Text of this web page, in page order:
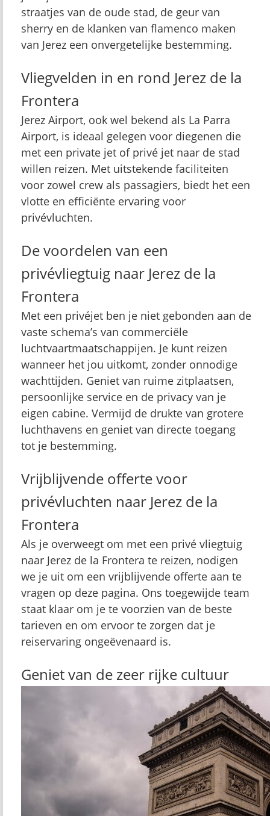
straatjes van de oude stad, de geur van
sherry en de klanken van flamenco maken
van Jerez een onvergetelijke bestemming.
Vliegvelden in en rond Jerez de la
Frontera
Jerez Airport, ook wel bekend als La Parra
Airport, is ideaal gelegen voor diegenen die
met een private jet of privé jet naar de stad
willen reizen. Met uitstekende faciliteiten
voor zowel crew als passagiers, biedt het een
vlotte en efficiënte ervaring voor
privévluchten.
De voordelen van een
privévliegtuig naar Jerez de la
Frontera
Met een privéjet ben je niet gebonden aan de
vaste schema’s van commerciële
luchtvaartmaatschappijen. Je kunt reizen
wanneer het jou uitkomt, zonder onnodige
wachttijden. Geniet van ruime zitplaatsen,
persoonlijke service en de privacy van je
eigen cabine. Vermijd de drukte van grotere
luchthavens en geniet van directe toegang
tot je bestemming.
Vrijblijvende offerte voor
privévluchten naar Jerez de la
Frontera
Als je overweegt om met een privé vliegtuig
naar Jerez de la Frontera te reizen, nodigen
we je uit om een vrijblijvende offerte aan te
vragen op deze pagina. Ons toegewijde team
staat klaar om je te voorzien van de beste
tarieven en om ervoor te zorgen dat je
reiservaring ongeëvenaard is.
Geniet van de zeer rijke cultuur